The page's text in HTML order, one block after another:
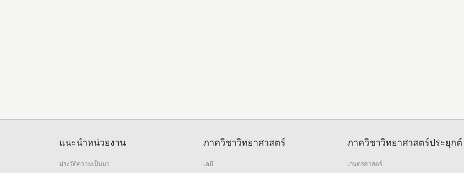
แนะนำหน่วยงาน
ประวัติความเป็นมา
ภาควิชาวิทยาศาสตร์
เคมี
ภาควิชาวิทยาศาสตร์ประยุกต์
เกษตรศาสตร์